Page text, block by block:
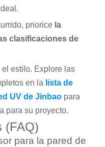
priorice la
clasificaciones de
estilo. Explore las
en la lista de
UV de Jinbao para
para su proyecto.
(FAQ)
para la pared de